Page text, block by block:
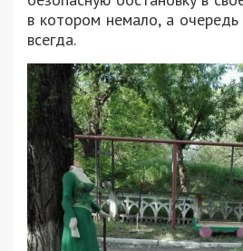
в котором немало, а
всегда.